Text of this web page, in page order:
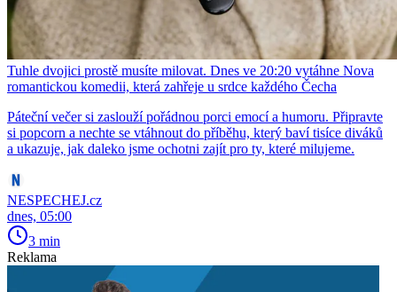
Tuhle dvojici prostě musíte milovat. Dnes ve 20:20 vytáhne Nova
romantickou komedii, která zahřeje u srdce každého Čecha
Páteční večer si zaslouží pořádnou porci emocí a humoru. Připravte
si popcorn a nechte se vtáhnout do příběhu, který baví tisíce diváků
a ukazuje, jak daleko jsme ochotni zajít pro ty, které milujeme.
NESPECHEJ.cz
dnes, 05:00
3 min
Reklama